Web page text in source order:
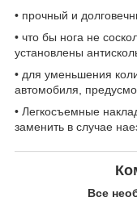
• прочный и
• что бы нога не
установлены
• для уменьшения
автомобиля,
• Легкосъемные
заменить в случае
Все